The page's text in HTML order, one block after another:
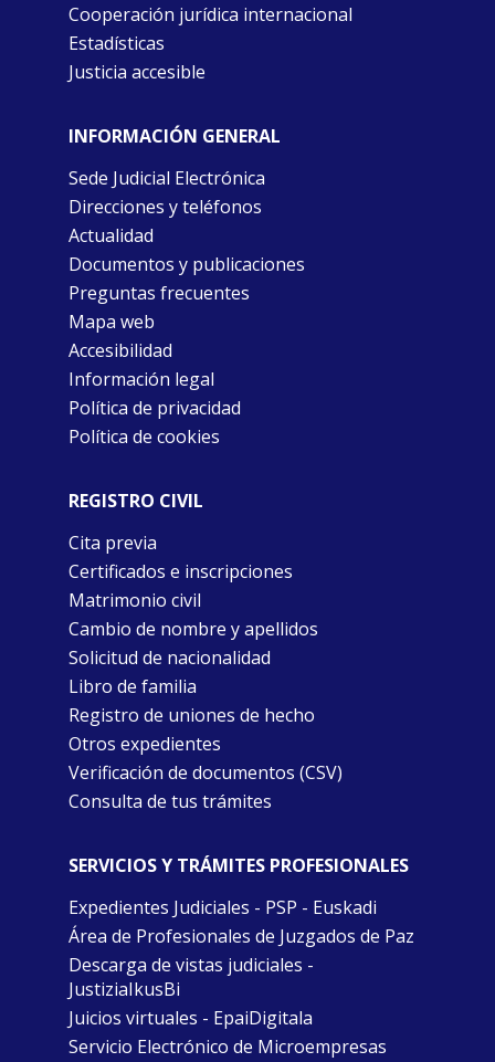
Cooperación jurídica internacional
Estadísticas
Justicia accesible
INFORMACIÓN GENERAL
Sede Judicial Electrónica
Direcciones y teléfonos
Actualidad
Documentos y publicaciones
Preguntas frecuentes
Mapa web
Accesibilidad
Información legal
Política de privacidad
Política de cookies
REGISTRO CIVIL
Cita previa
Certificados e inscripciones
Matrimonio civil
Cambio de nombre y apellidos
Solicitud de nacionalidad
Libro de familia
Registro de uniones de hecho
Otros expedientes
Verificación de documentos (CSV)
Consulta de tus trámites
SERVICIOS Y TRÁMITES PROFESIONALES
Expedientes Judiciales - PSP - Euskadi
Área de Profesionales de Juzgados de Paz
Descarga de vistas judiciales -
JustiziaIkusBi
Juicios virtuales - EpaiDigitala
Servicio Electrónico de Microempresas